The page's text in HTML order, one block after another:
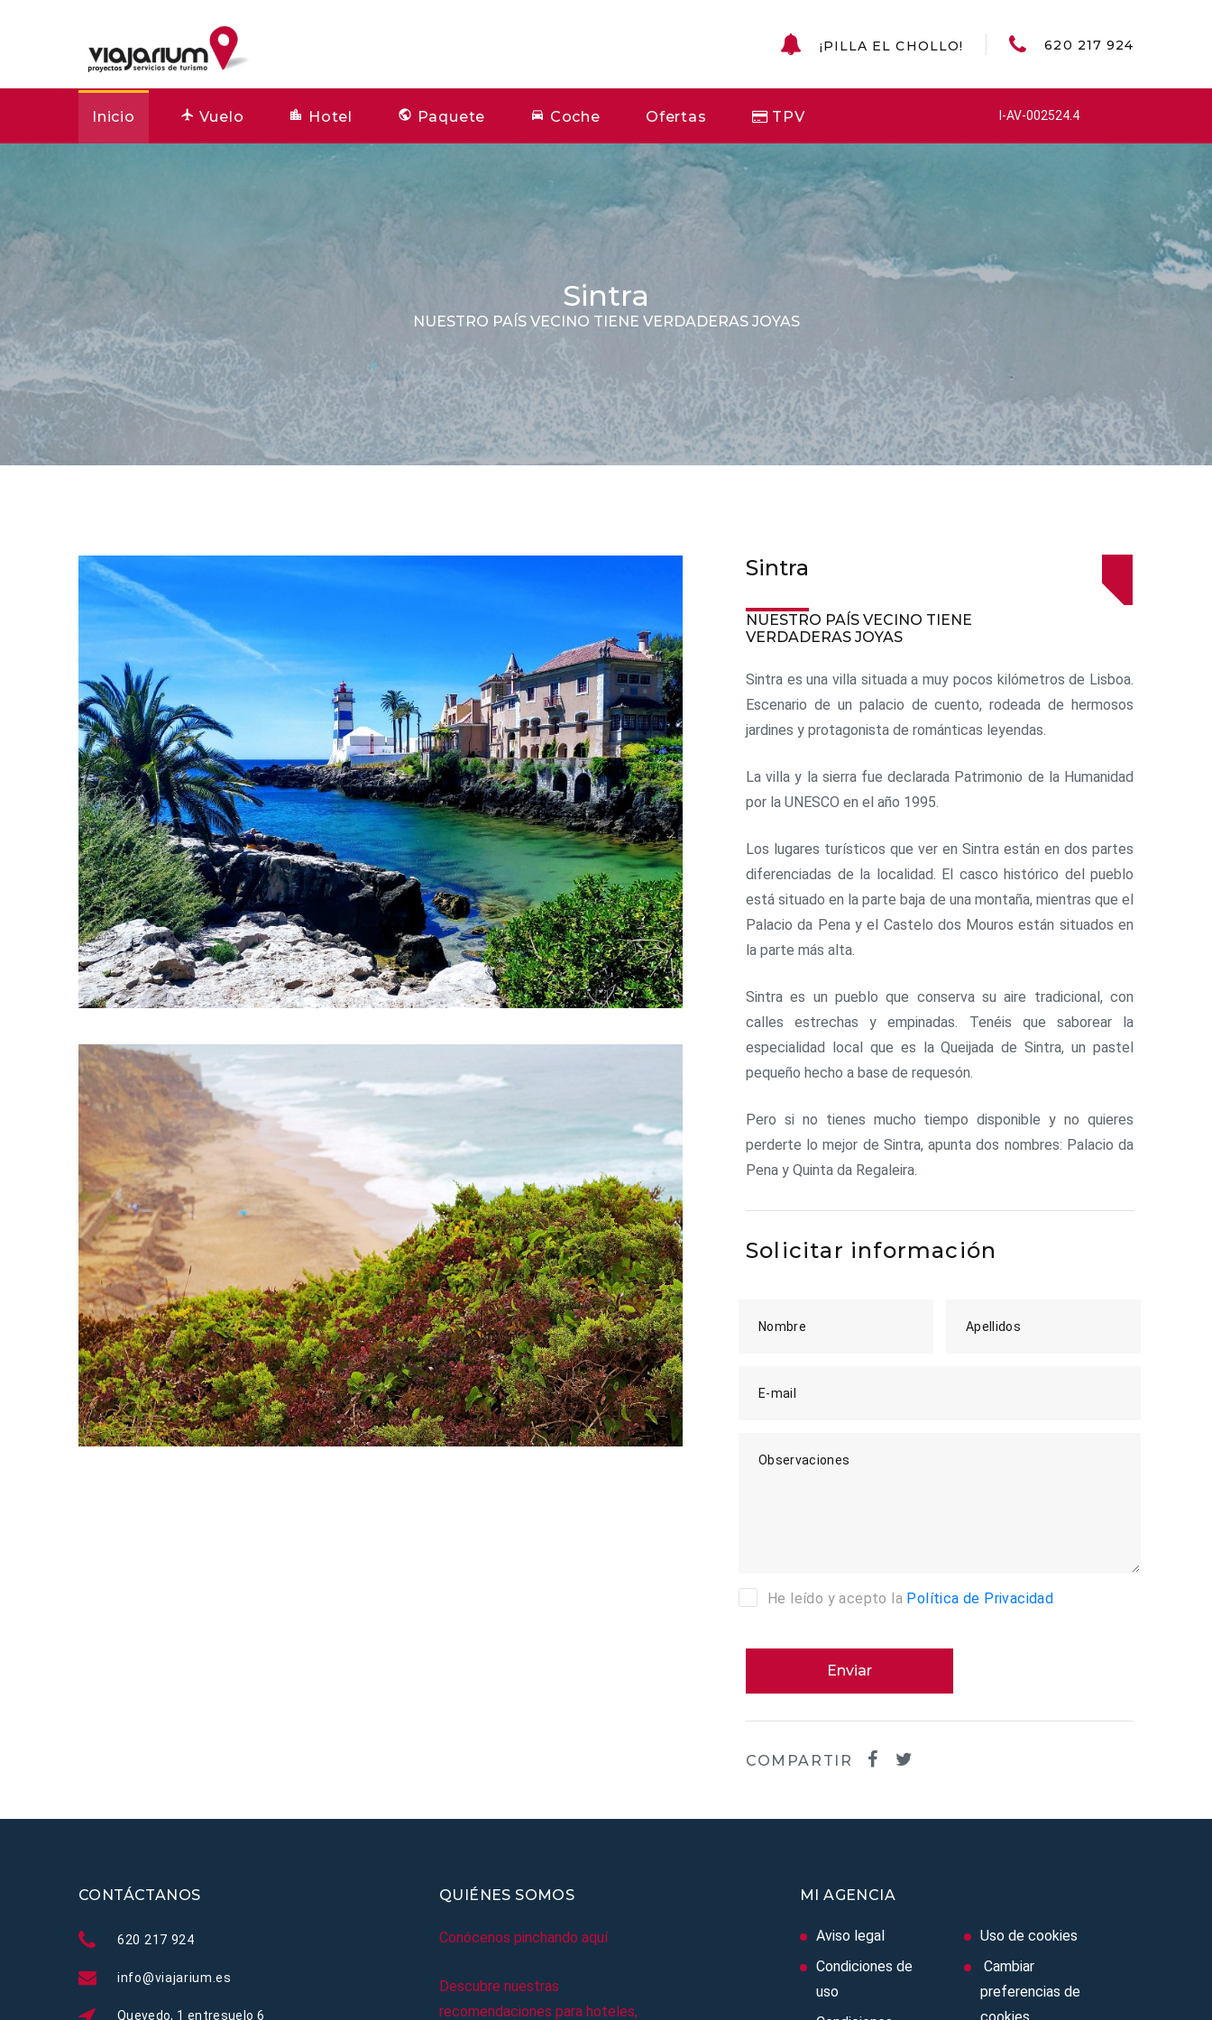
¡PILLA EL CHOLLO! 620 217 924
I-AV-002524.4
Inicio Vuelo Hotel Paquete Coche Ofertas TPV
Sintra
NUESTRO PAÍS VECINO TIENE VERDADERAS JOYAS
Sintra
NUESTRO PAÍS VECINO TIENE
VERDADERAS JOYAS
Sintra es una villa situada a muy pocos kilómetros de Lisboa.
Escenario de un palacio de cuento, rodeada de hermosos
jardines y protagonista de románticas leyendas.
La villa y la sierra fue declarada Patrimonio de la Humanidad
por la UNESCO en el año 1995.
Los lugares turísticos que ver en Sintra están en dos partes
diferenciadas de la localidad. El casco histórico del pueblo
está situado en la parte baja de una montaña, mientras que el
Palacio da Pena y el Castelo dos Mouros están situados en
la parte más alta.
Sintra es un pueblo que conserva su aire tradicional, con
calles estrechas y empinadas. Tenéis que saborear la
especialidad local que es la Queijada de Sintra, un pastel
pequeño hecho a base de requesón.
Pero si no tienes mucho tiempo disponible y no quieres
perderte lo mejor de Sintra, apunta dos nombres: Palacio da
Pena y Quinta da Regaleira.
Solicitar información
Nombre Apellidos
E-mail
Observaciones
He leído y acepto la Política de Privacidad
Enviar
COMPARTIR
CONTÁCTANOS
620 217 924
info@viajarium.es
Quevedo, 1 entresuelo 6
QUIÉNES SOMOS
Conócenos pinchando aquí
Descubre nuestras
recomendaciones para hoteles,
MI AGENCIA
Aviso legal
Condiciones de
uso
Uso de cookies
Cambiar
preferencias de